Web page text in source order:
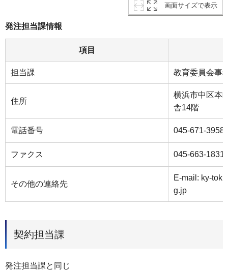
画面サイズで表示
発注担当課情報
項目
担当課 教育委員会事
住所
横浜市中区本
舎14階
電話番号 045-671-3958
ファクス 045-663-1831
その他の連絡先
E-mail: ky-
g.jp
契約担当課
発注担当課と同じ